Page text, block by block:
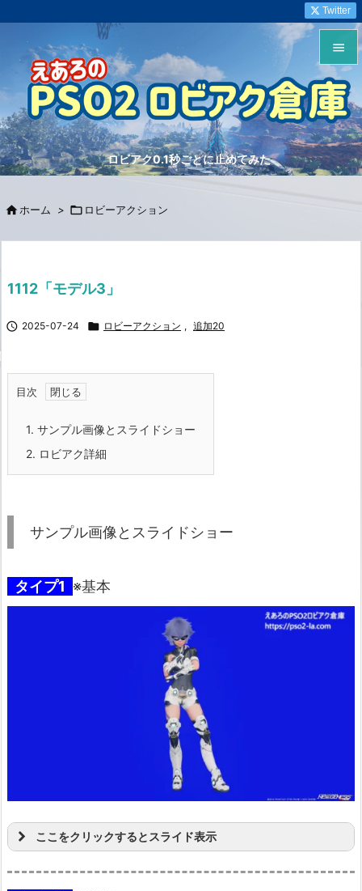
ロビアク0.1秒ごとに止めてみた


メニュ

サイド


Twitter
 ホーム >  ロビーアクション
1112「モデル3」
 2025-07-24  ロビーアクション , 追加20
目次
1. サンプル画像とスライドショー
2. ロビアク詳細
サンプル画像とスライドショー
タイプ1 ※基本
ここをクリックするとスライド表示